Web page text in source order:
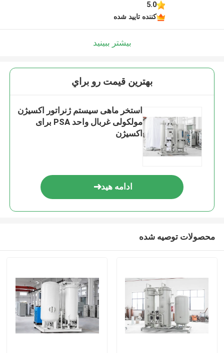
5.0
کننده تایید شده
بیشتر ببینید
بهترين قيمت رو براي
استخر ماهی سیستم ژنراتور اکسیژن
مولکولی غربال واحد PSA برای
اکسیژن
ادامه هید
محصولات توصیه شده